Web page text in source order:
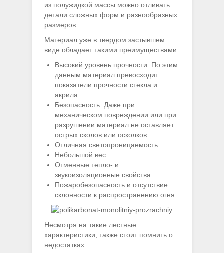
из полужидкой массы можно отливать
детали сложных форм и разнообразных
размеров.
Материал уже в твердом застывшем
виде обладает такими преимуществами:
Высокий уровень прочности. По этим
данным материал превосходит
показатели прочности стекла и
акрила.
Безопасность. Даже при
механическом повреждении или при
разрушении материал не оставляет
острых сколов или осколков.
Отличная светопроницаемость.
Небольшой вес.
Отменные тепло- и
звукоизоляционные свойства.
Пожаробезопасность и отсутствие
склонности к распространению огня.
Несмотря на такие лестные
характеристики, также стоит помнить о
недостатках: